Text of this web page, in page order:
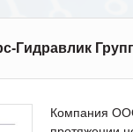
Гидравлик
Компания